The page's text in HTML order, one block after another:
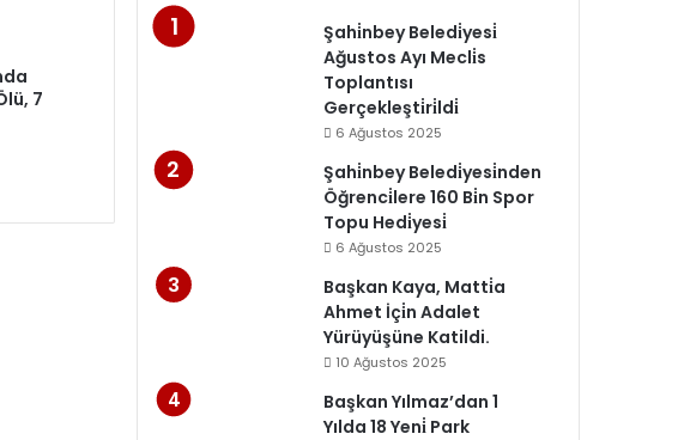
7
Şahi̇nbey Beledi̇yesi̇
Ağustos Ayı Mecli̇s
Toplantısı
Gerçekleşti̇ri̇ldi̇
6 Ağustos 2025
Şahi̇nbey Beledi̇yesi̇nden
Öğrenci̇lere 160 Bi̇n Spor
Topu Hedi̇yesi̇
6 Ağustos 2025
Başkan Kaya, Matti̇a
Ahmet İçi̇n Adalet
Yürüyüşüne Katildi.
10 Ağustos 2025
Başkan Yılmaz’dan 1
Yılda 18 Yeni̇ Park